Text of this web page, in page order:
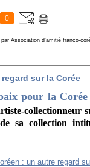
0
par Association d'amitié franco-
sur la Corée
pour la Corée
collectionneur
sa collection